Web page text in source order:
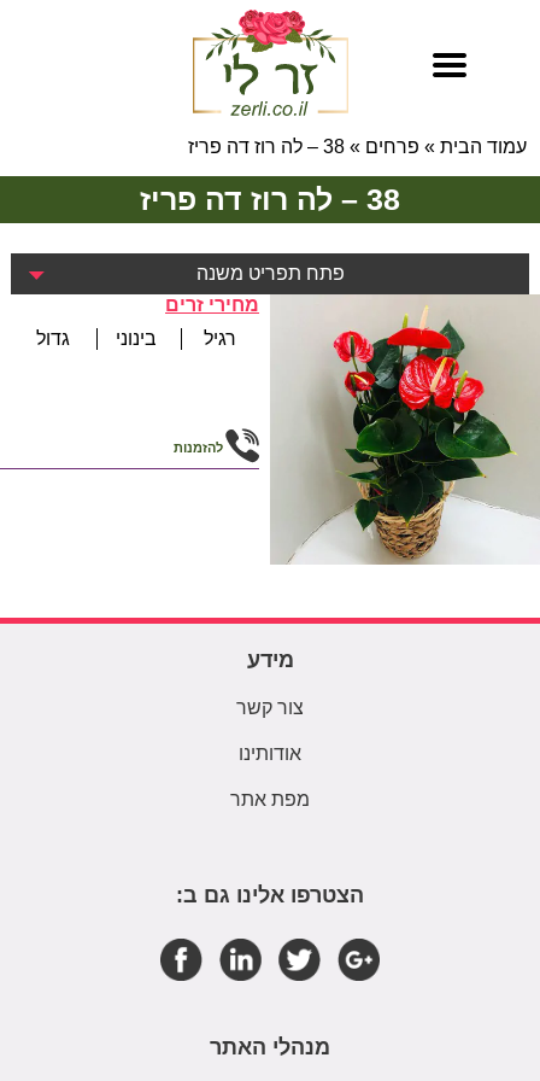
עמוד הבית » פרחים » 38 – לה רוז דה פריז
38 – לה רוז דה פריז
פתח תפריט משנה
מחירי זרים
רגיל
בינוני גדול
להזמנות
מידע
צור קשר
אודותינו
מפת אתר
הצטרפו אלינו גם ב:
מנהלי האתר